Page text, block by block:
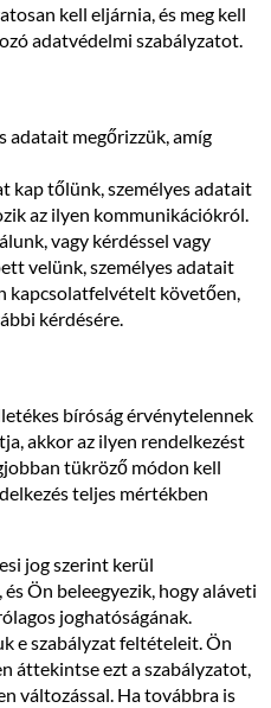
kell eljárnia, és meg kell
adatvédelmi szabályzatot.
adatait megőrizzük, amíg
kap tőlünk, személyes adatait
az ilyen kommunikációkról.
vagy kérdéssel vagy
velünk, személyes adatait
kapcsolatfelvételt követően,
kérdésére.
bíróság érvénytelennek
akkor az ilyen rendelkezést
tükröző módon kell
teljes mértékben
jog szerint kerül
Ön beleegyezik, hogy aláveti
joghatóságának.
e szabályzat feltételeit. Ön
áttekintse ezt a szabályzatot,
változással. Ha továbbra is